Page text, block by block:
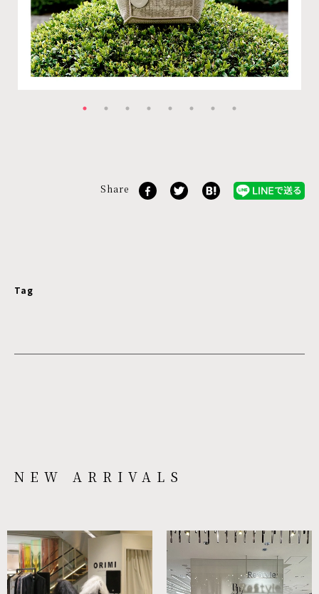
Share
Tag
NEW ARRIVALS